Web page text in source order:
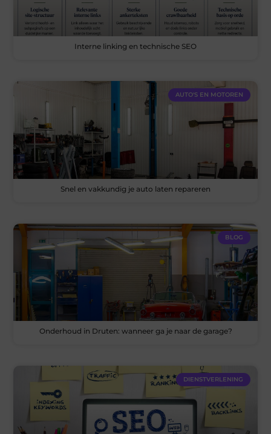
Interne linking en technische SEO
AUTO'S EN MOTOREN
Snel en vakkundig je auto laten repareren
BLOG
Onderhoud in Druten: wanneer ga je naar de garage?
DIENSTVERLENING